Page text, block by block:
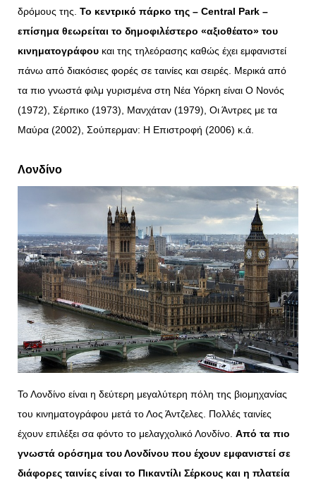
δρόμους της. Το κεντρικό πάρκο της – Central Park –
επίσημα θεωρείται το δημοφιλέστερο «αξιοθέατο» του
κινηματογράφου και της τηλεόρασης καθώς έχει εμφανιστεί
πάνω από διακόσιες φορές σε ταινίες και σειρές. Μερικά από
τα πιο γνωστά φιλμ γυρισμένα στη Νέα Υόρκη είναι Ο Νονός
(1972), Σέρπικο (1973), Μανχάταν (1979), Οι Άντρες με τα
Μαύρα (2002), Σούπερμαν: Η Επιστροφή (2006) κ.ά.
Λονδίνο
Το Λονδίνο είναι η δεύτερη μεγαλύτερη πόλη της βιομηχανίας
του κινηματογράφου μετά το Λος Άντζελες. Πολλές ταινίες
έχουν επιλέξει σα φόντο το μελαγχολικό Λονδίνο. Από τα πιο
γνωστά ορόσημα του Λονδίνου που έχουν εμφανιστεί σε
διάφορες ταινίες είναι το Πικαντίλι Σέρκους και η πλατεία